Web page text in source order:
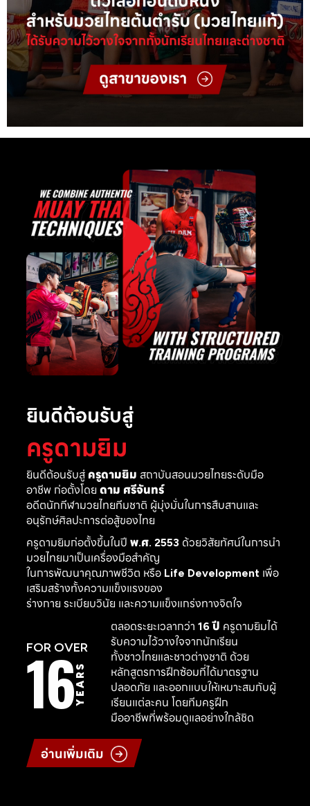
ยินดีต้อนรับสู่
ครูดามยิม
ยินดีต้อนรับสู่ ครูดามยิม สถาบันสอนมวยไทยระดับมือ
อาชีพ ก่อตั้งโดย ดาม ศรีจันทร์
อดีตนักกีฬามวยไทยทีมชาติ ผู้มุ่งมั่นในการสืบสานและ
อนุรักษ์ศิลปะการต่อสู้ของไทย
ครูดามยิมก่อตั้งขึ้นในปี พ.ศ. 2553ด้วยวิสัยทัศน์ในการนำ
มวยไทยมาเป็นเครื่องมือสำคัญ
ในการพัฒนาคุณภาพชีวิต หรือ Life Developmentเพื่อ
เสริมสร้างทั้งความแข็งแรงของ
ร่างกาย ระเบียบวินัย และความแข็งแกร่งทางจิตใจ
FOR OVER
16YEARS
ตลอดระยะเวลากว่า 16 ปี ครูดามยิมได้
รับความไว้วางใจจากนักเรียน
ทั้งชาวไทยและชาวต่างชาติ ด้วย
หลักสูตรการฝึกซ้อมที่ได้มาตรฐาน
ปลอดภัย และออกแบบให้เหมาะสมกับผู้
เรียนแต่ละคน โดยทีมครูฝึก
มืออาชีพที่พร้อมดูแลอย่างใกล้ชิด
อ่านเพิ่มเติม